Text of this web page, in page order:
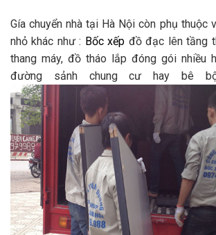
Gía chuyển nhà tại Hà Nội còn phụ thuộc
nhỏ khác như : Bốc xếp đồ đạc lên tầng
thang máy, đồ tháo lắp đóng gói nhiều
đường sảnh chung cư hay bê